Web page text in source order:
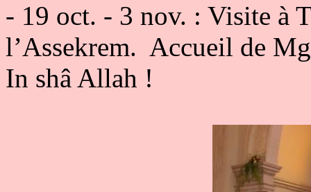
- 19 oct. - 3 nov. : Visite à
l’Assekrem. Accueil de
In shâ Allah !